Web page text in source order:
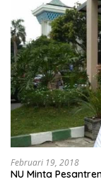
Februari 19, 2018
NU Minta